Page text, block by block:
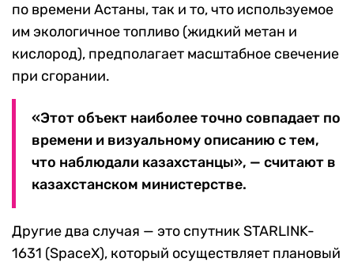
по времени Астаны, так и то, что используемое
им экологичное топливо (жидкий метан и
кислород), предполагает масштабное свечение
при сгорании.
«Этот объект наиболее точно совпадает по
времени и визуальному описанию с тем,
что наблюдали казахстанцы», — считают в
казахстанском министерстве.
Другие два случая — это спутник STARLINK-
1631 (SpaceX), который осуществляет плановый